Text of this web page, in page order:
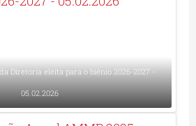
Diretoria eleita para o biênio 2026-2027 -
05.02.2026